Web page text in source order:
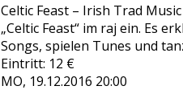
Celtic Feast – Irish Trad
„Celtic Feast“ im raj ein. Es
Songs, spielen Tunes und
Eintritt: 12 €
MO, 19.12.2016 20:00